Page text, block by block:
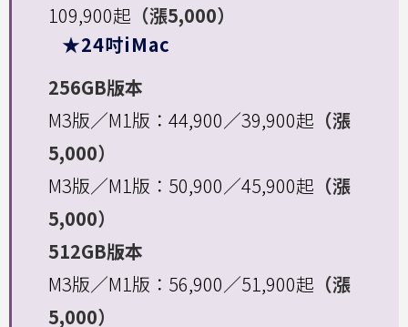
109,900起 （漲5,000）
★24吋iMac
256GB版本
M3版／M1版：44,900／39,900起 （漲
5,000）
M3版／M1版：50,900／45,900起 （漲
5,000）
512GB版本
M3版／M1版：56,900／51,900起 （漲
5,000）